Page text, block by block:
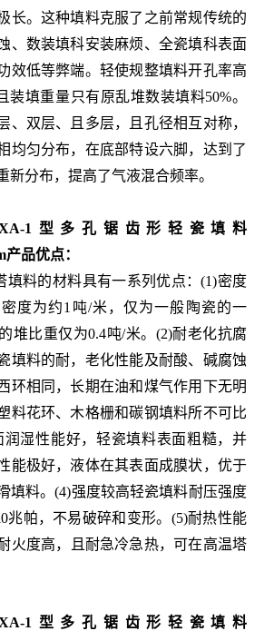
长。这种填料克服了之前常规传统的
、数装填科安装麻烦、全瓷填科表面
效低等弊端。轻使规整填料开孔率高
装填重量只有原乱堆数装填料50%。
、双层、且多层，且孔径相互对称，
均匀分布，在底部特设六脚，达到了
新分布，提高了气液混合频率。
1型多孔锯齿形轻瓷填料
产品优点：
填料的材料具有一系列优点：(1)密度
度为约1吨/米，仅为一般陶瓷的一
堆比重仅为0.4吨/米。(2)耐老化抗腐
填料的耐，老化性能及耐酸、碱腐蚀
环相同，长期在油和煤气作用下无明
料花环、木格栅和碳钢填料所不可比
润湿性能好，轻瓷填料表面粗糙，并
能极好，液体在其表面成膜状，优于
填料。(4)强度较高轻瓷填料耐压强度
兆帕，不易破碎和变形。(5)耐热性能
火度高，且耐急冷急热，可在高温塔
1型多孔锯齿形轻瓷填料